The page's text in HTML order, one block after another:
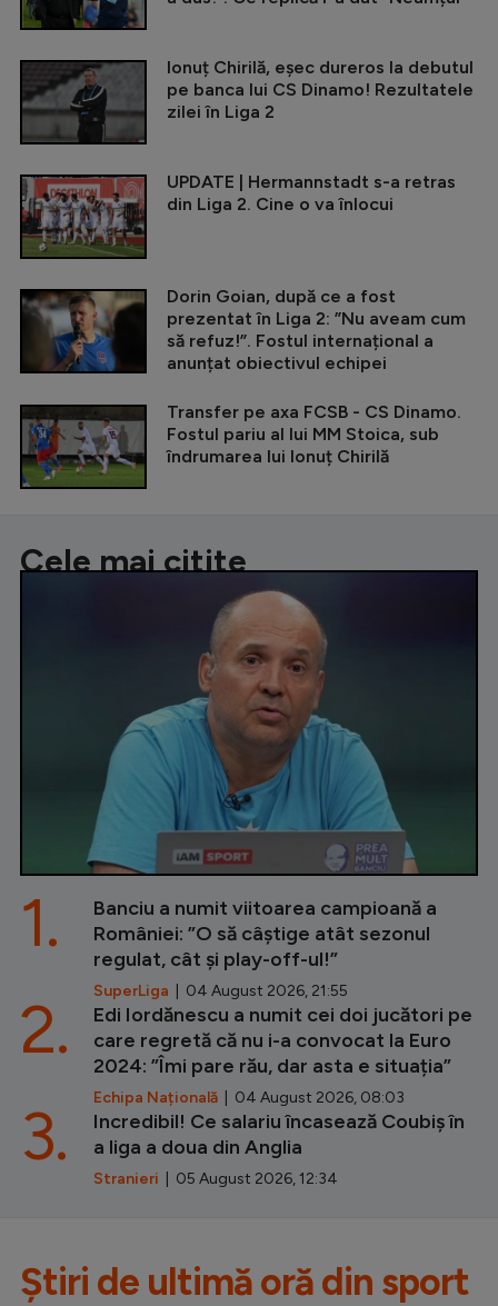
Ionuț Chirilă, eșec dureros la debutul
pe banca lui CS Dinamo! Rezultatele
zilei în Liga 2
UPDATE | Hermannstadt s-a retras
din Liga 2. Cine o va înlocui
Dorin Goian, după ce a fost
prezentat în Liga 2: ”Nu aveam cum
să refuz!”. Fostul internațional a
anunțat obiectivul echipei
Transfer pe axa FCSB - CS Dinamo.
Fostul pariu al lui MM Stoica, sub
îndrumarea lui Ionuț Chirilă
Cele mai citite
Banciu a numit viitoarea campioană a
României: ”O să câștige atât sezonul
regulat, cât și play-off-ul!”
SuperLiga | 04 August 2026, 21:55
1.
Edi Iordănescu a numit cei doi jucători pe
care regretă că nu i-a convocat la Euro
2024: ”Îmi pare rău, dar asta e situația”
Echipa Națională | 04 August 2026, 08:03
2.
Incredibil! Ce salariu încasează Coubiș în
a liga a doua din Anglia
Stranieri | 05 August 2026, 12:34
3.
Știri de ultimă oră din sport